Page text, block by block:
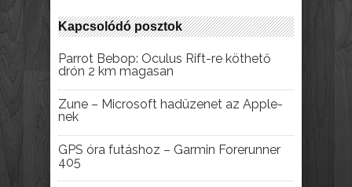
Kapcsolódó posztok
Parrot Bebop: Oculus Rift-re köthető
drón 2 km magasan
Zune – Microsoft hadüzenet az Apple-
nek
GPS óra futáshoz – Garmin Forerunner
405